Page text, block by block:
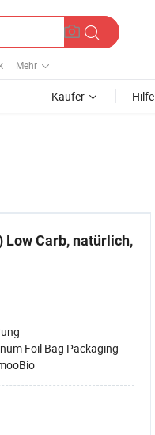
Mehr
Käufer Hilfe
Carb, natürlich,
Foil Bag Packaging